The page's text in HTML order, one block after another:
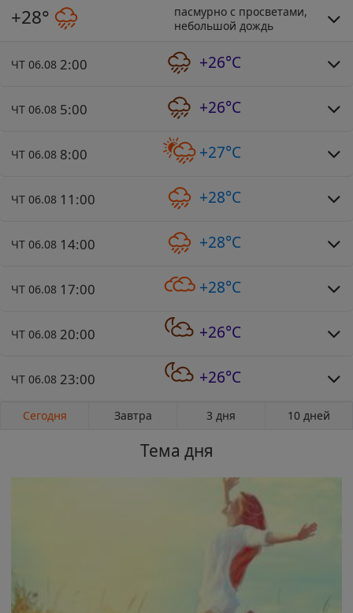
+28°
пасмурно с просветами,
небольшой дождь
ЧТ 06.08 2:00 +26°C
ЧТ 06.08 5:00 +26°C
ЧТ 06.08 8:00 +27°C
ЧТ 06.08 11:00 +28°C
ЧТ 06.08 14:00 +28°C
ЧТ 06.08 17:00 +28°C
ЧТ 06.08 20:00 +26°C
ЧТ 06.08 23:00 +26°C
Сегодня Завтра 3 дня 10 дней
Тема дня